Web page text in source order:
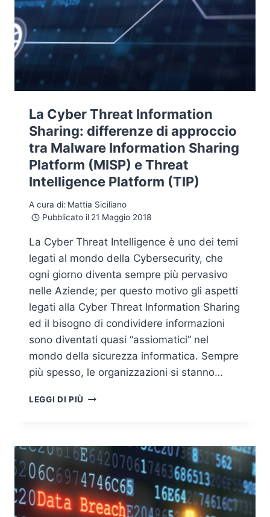
La Cyber Threat Information
Sharing: differenze di approccio
tra Malware Information Sharing
Platform (MISP) e Threat
Intelligence Platform (TIP)
A cura di: Mattia Siciliano
Pubblicato il 21 Maggio 2018
La Cyber Threat Intelligence è uno dei temi
legati al mondo della Cybersecurity, che
ogni giorno diventa sempre più pervasivo
nelle Aziende; per questo motivo gli aspetti
legati alla Cyber Threat Information Sharing
ed il bisogno di condividere informazioni
sono diventati quasi “assiomatici” nel
mondo della sicurezza informatica. Sempre
più spesso, le organizzazioni si stanno…
LEGGI DI PIÙ LA
SHARING:
DIFFERENZE
DI
APPROCCIO
TRA
MALWARE